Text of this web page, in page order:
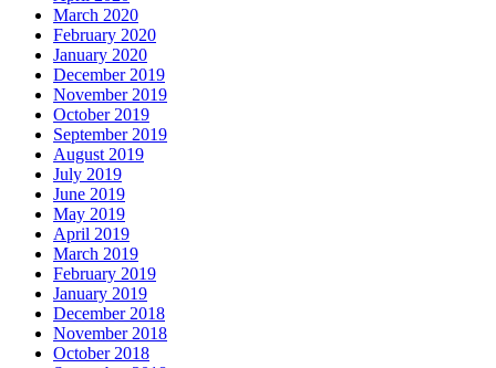
March 2020
February 2020
January 2020
December 2019
November 2019
October 2019
September 2019
August 2019
July 2019
June 2019
May 2019
April 2019
March 2019
February 2019
January 2019
December 2018
November 2018
October 2018